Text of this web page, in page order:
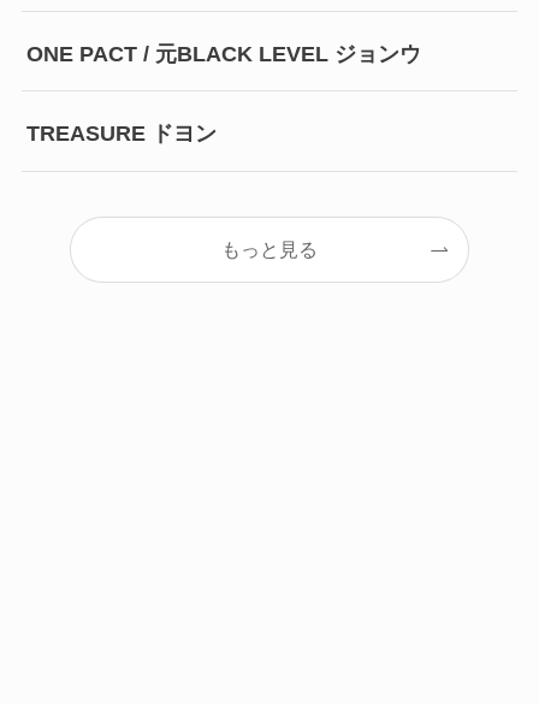
ONE PACT / 元BLACK LEVEL ジョンウ
TREASURE ドヨン
もっと見る